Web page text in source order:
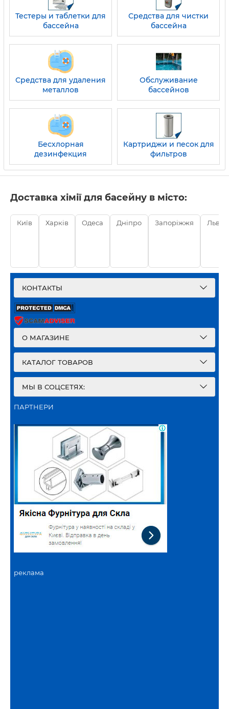
Тестеры и таблетки для
бассейна
Средства для чистки
бассейна
Средства для удаления
металлов
Обслуживание
бассейнов
Бесхлорная
дезинфекция
Картриджи и песок для
фильтров
Доставка хімії для басейну в місто:
Київ Харків Одеса Дніпро Запоріжжя Львів
КОНТАКТЫ
О МАГАЗИНЕ
КАТАЛОГ ТОВАРОВ
МЫ В СОЦСЕТЯХ:
ПАРТНЕРИ
реклама